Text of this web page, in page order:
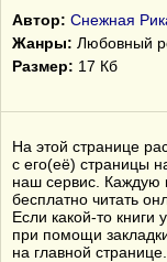
Автор: Снежная
Жанры: Любовный
Размер: 17 Кб
На этой странице
с его(её) страницы
наш сервис. Каждую
бесплатно читать
Если какой-то
при помощи
на главной странице.